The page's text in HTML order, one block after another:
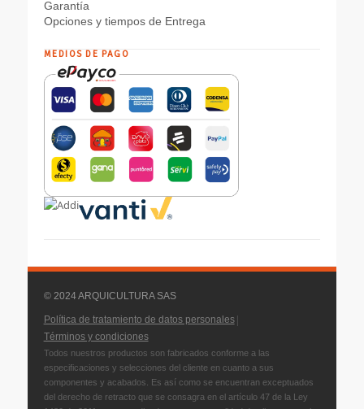
Garantía
Opciones y tiempos de Entrega
MEDIOS DE PAGO
© 2024 ARQUICULTURA SAS
Política de tratamiento de datos personales|
Términos y condiciones
Todos nuestros productos son fabricados conforme a las
especificaciones y selecciones del cliente en cuanto a sus
componentes y acabados. Es así como se encuentran exceptuados
del derecho de retracto que se consagra en el artículo 47 de la Ley